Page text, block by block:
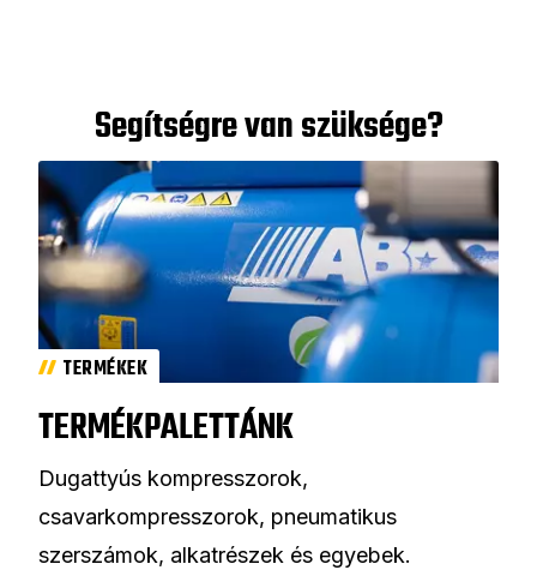
Segítségre van szüksége?
TERMÉKEK
TERMÉKPALETTÁNK
Dugattyús kompresszorok,
csavarkompresszorok, pneumatikus
szerszámok, alkatrészek és egyebek.